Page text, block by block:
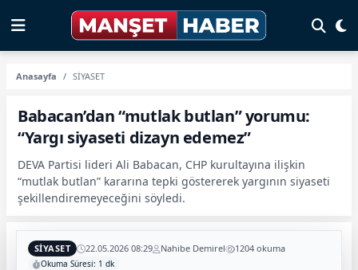
Anasayfa SİYASET
Babacan’dan “mutlak butlan” yorumu:
“Yargı siyaseti dizayn edemez”
DEVA Partisi lideri Ali Babacan, CHP kurultayına ilişkin
“mutlak butlan” kararına tepki göstererek yargının siyaseti
şekillendiremeyeceğini söyledi.
SİYASET 22.05.2026 08:29 Nahibe Demirel 1204 okuma
Okuma Süresi: 1 dk